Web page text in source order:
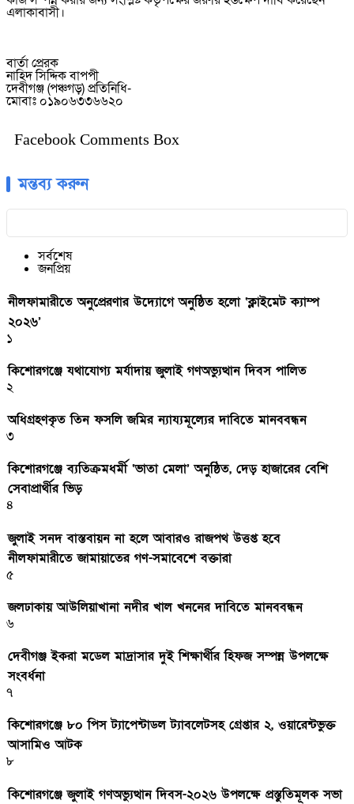
এলাকাবাসী।
‎বার্তা প্রেরক
‎নাহিদ সিদ্দিক বাপপী
‎দেবীগঞ্জ (পঞ্চগড়) প্রতিনিধি-
‎মোবাঃ ০১৯০৬৩৩৬৬২০
Facebook Comments Box
মন্তব্য করুন
সর্বশেষ
জনপ্রিয়
নীলফামারীতে অনুপ্রেরণার উদ্যোগে অনুষ্ঠিত হলো ‘ক্লাইমেট ক্যাম্প
২০২৬’
১
কিশোরগঞ্জে যথাযোগ্য মর্যাদায় জুলাই গণঅভ্যুত্থান দিবস পালিত
২
অধিগ্রহণকৃত তিন ফসলি জমির ন্যায্যমূল্যের দাবিতে মানববন্ধন
৩
কিশোরগঞ্জে ব্যতিক্রমধর্মী ‘ভাতা মেলা’ অনুষ্ঠিত, দেড় হাজারের বেশি
সেবাপ্রার্থীর ভিড়
৪
জুলাই সনদ বাস্তবায়ন না হলে আবারও রাজপথ উত্তপ্ত হবে
নীলফামারীতে জামায়াতের গণ-সমাবেশে বক্তারা
৫
জলঢাকায় আউলিয়াখানা নদীর খাল খননের দাবিতে মানববন্ধন
৬
দেবীগঞ্জ ইকরা মডেল মাদ্রাসার দুই শিক্ষার্থীর হিফজ সম্পন্ন উপলক্ষে
সংবর্ধনা
৭
কিশোরগঞ্জে ৮০ পিস ট্যাপেন্টাডল ট্যাবলেটসহ গ্রেপ্তার ২, ওয়ারেন্টভুক্ত
আসামিও আটক
৮
কিশোরগঞ্জে জুলাই গণঅভ্যুত্থান দিবস-২০২৬ উপলক্ষে প্রস্তুতিমূলক সভা